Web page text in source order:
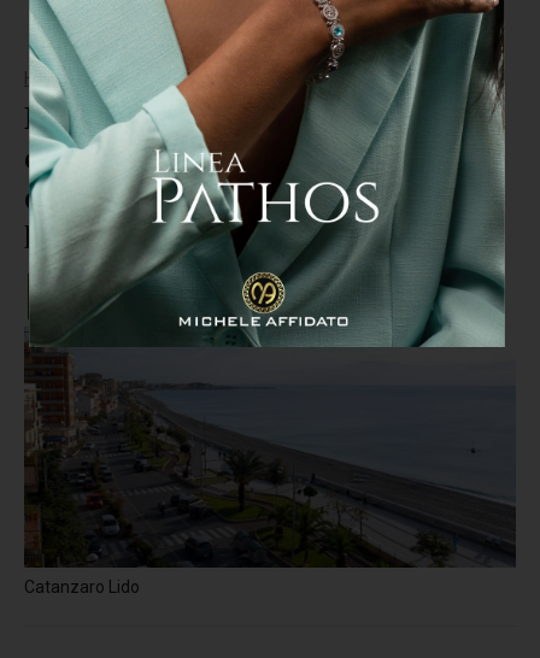
Home > CATANZARO
Balneari Catanzaro, restano le
concessioni provvisorie: gare per
ora 'congelate' tranne per due
lotti a Lido
Catanzaro Lido